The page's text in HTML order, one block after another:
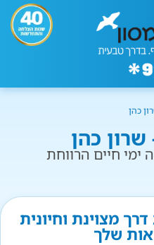
כהן
כהן
חיים הרווחת
מצוינת וחיונית
שלך